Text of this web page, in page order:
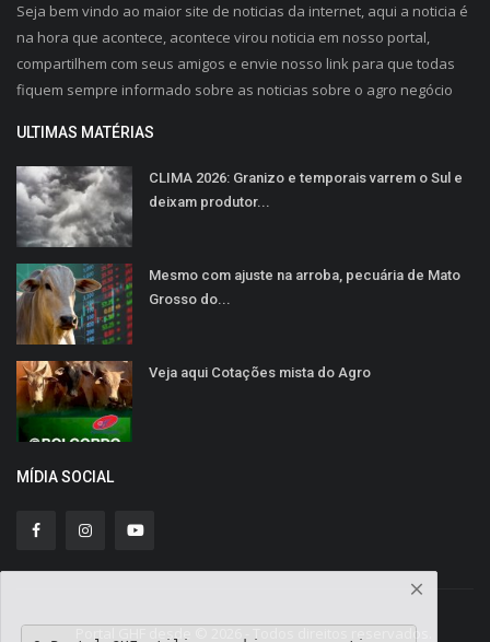
Seja bem vindo ao maior site de noticias da internet, aqui a noticia é
na hora que acontece, acontece virou noticia em nosso portal,
compartilhem com seus amigos e envie nosso link para que todas
fiquem sempre informado sobre as noticias sobre o agro negócio
ULTIMAS MATÉRIAS
CLIMA 2026: Granizo e temporais varrem o Sul e
deixam produtor...
Mesmo com ajuste na arroba, pecuária de Mato
Grosso do...
Veja aqui Cotações mista do Agro
MÍDIA SOCIAL
Portal GHF desde © 2026 - Todos direitos reservados.